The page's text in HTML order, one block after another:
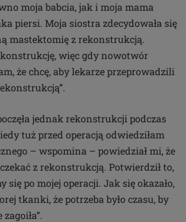
moja babcia, jak i moja mama
piersi. Moja siostra zdecydowała się
mastektomię z rekonstrukcją.
więc gdy nowotwór
że chcę, aby lekarze przeprowadzili
jednak rekonstrukcji podczas
tuż przed operacją odwiedziłam
– wspomina – powiedział mi, że
z rekonstrukcją. Potwierdził to,
się po mojej operacji. Jak się okazało,
tkanki, że potrzeba było czasu, by